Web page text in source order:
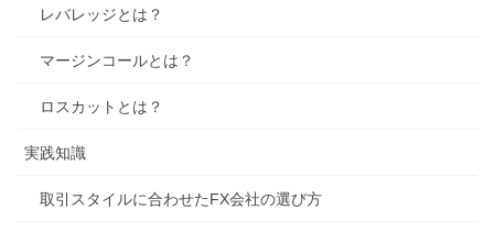
レバレッジとは？
マージンコールとは？
ロスカットとは？
実践知識
取引スタイルに合わせたFX会社の選び方